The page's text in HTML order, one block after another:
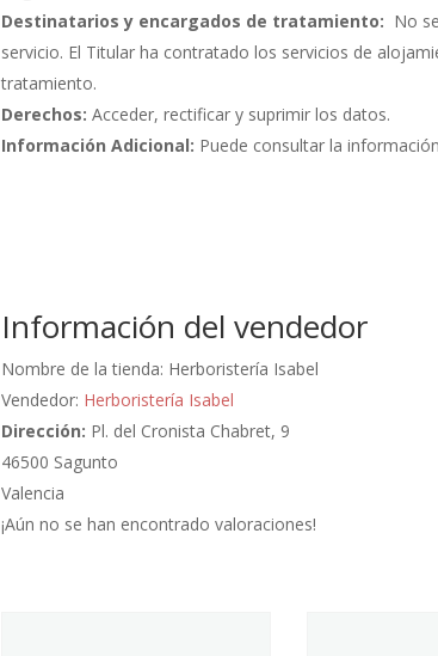
Destinatarios y encargados de tratamiento: No
servicio. El Titular ha contratado los servicios de
tratamiento.
Derechos: Acceder, rectificar y suprimir los datos.
Información Adicional: Puede consultar la
Información del vendedor
Nombre de la tienda: Herboristería Isabel
Vendedor: Herboristería Isabel
Dirección: Pl. del Cronista Chabret, 9
46500 Sagunto
Valencia
¡Aún no se han encontrado valoraciones!